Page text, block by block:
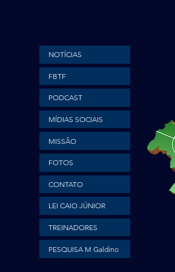
NOTÍCIAS
FBTF
PODCAST
MÍDIAS SOCIAIS
MISSÃO
FOTOS
CONTATO
LEI CAIO JÚNIOR
TREINADORES
PESQUISA M Galdino